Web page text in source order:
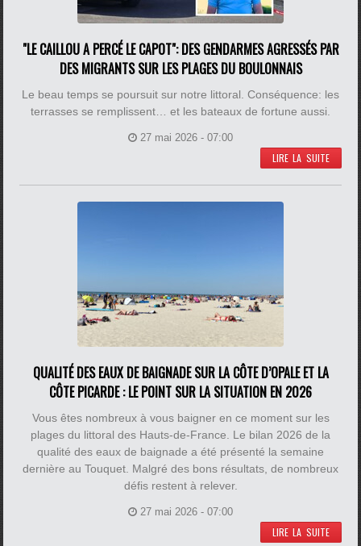
"LE CAILLOU A PERCÉ LE CAPOT": DES GENDARMES AGRESSÉS PAR
DES MIGRANTS SUR LES PLAGES DU BOULONNAIS
Le beau temps se poursuit sur notre littoral. Conséquence: les
terrasses se remplissent… et les bateaux de fortune aussi.
27 mai 2026 - 07:00
LIRE LA SUITE
QUALITÉ DES EAUX DE BAIGNADE SUR LA CÔTE D’OPALE ET LA
CÔTE PICARDE : LE POINT SUR LA SITUATION EN 2026
Vous êtes nombreux à vous baigner en ce moment sur les
plages du littoral des Hauts-de-France. Le bilan 2026 de la
qualité des eaux de baignade a été présenté la semaine
dernière au Touquet. Malgré des bons résultats, de nombreux
défis restent à relever.
27 mai 2026 - 07:00
LIRE LA SUITE